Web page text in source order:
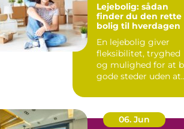
Lejebolig: sådan
finder du den rette
bolig til hverdagen
En lejebolig giver
fleksibilitet, tryghed
og mulighed for at
gode steder uden at
06. Jun